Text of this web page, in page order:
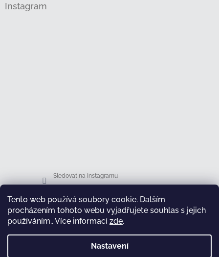
Tento web používá soubory cookie. Dalším
procházením tohoto webu vyjadřujete souhlas s jejich
používáním.. Více informací zde.
Nastavení
Instagram
Sledovat na Instagramu
Facebook
test